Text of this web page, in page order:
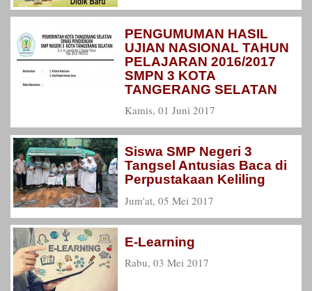
PENGUMUMAN HASIL
UJIAN NASIONAL TAHUN
PELAJARAN 2016/2017
SMPN 3 KOTA
TANGERANG SELATAN
Kamis, 01 Juni 2017
Siswa SMP Negeri 3
Tangsel Antusias Baca di
Perpustakaan Keliling
Jum'at, 05 Mei 2017
E-Learning
Rabu, 03 Mei 2017